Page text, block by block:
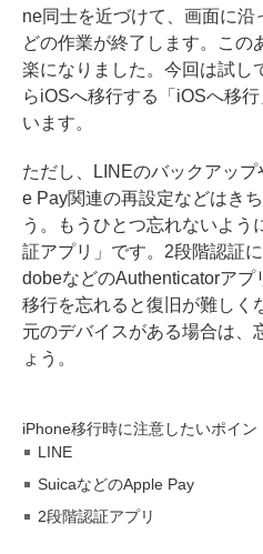
ne同士を近づけて、画面に
どの作業が終了します。この
楽になりました。今回は試し
らiOSへ移行する「 iOSへ移行
います。
ただし、LINEのバックアッ
e Pay関連の再設定などはき
う。もうひとつ忘れないよう
証アプリ」です。2段階認証
dobeなどのAuthenticatorアプ
移行を忘れると復旧が難しく
元のデバイスがある場合は、
ょう。
iPhone移行時に注意したいポイン
LINE
SuicaなどのApple Pay
2段階認証アプリ